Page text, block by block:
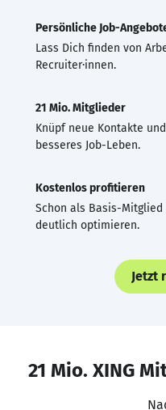
Persönliche Job-
Lass Dich finden von
Recruiter·innen.
21 Mio. Mitglieder
Knüpf neue Kontakte
besseres Job-Leben.
Kostenlos profitieren
Schon als Basis-Mitglied
deutlich optimieren.
Jetzt
21 Mio. XING